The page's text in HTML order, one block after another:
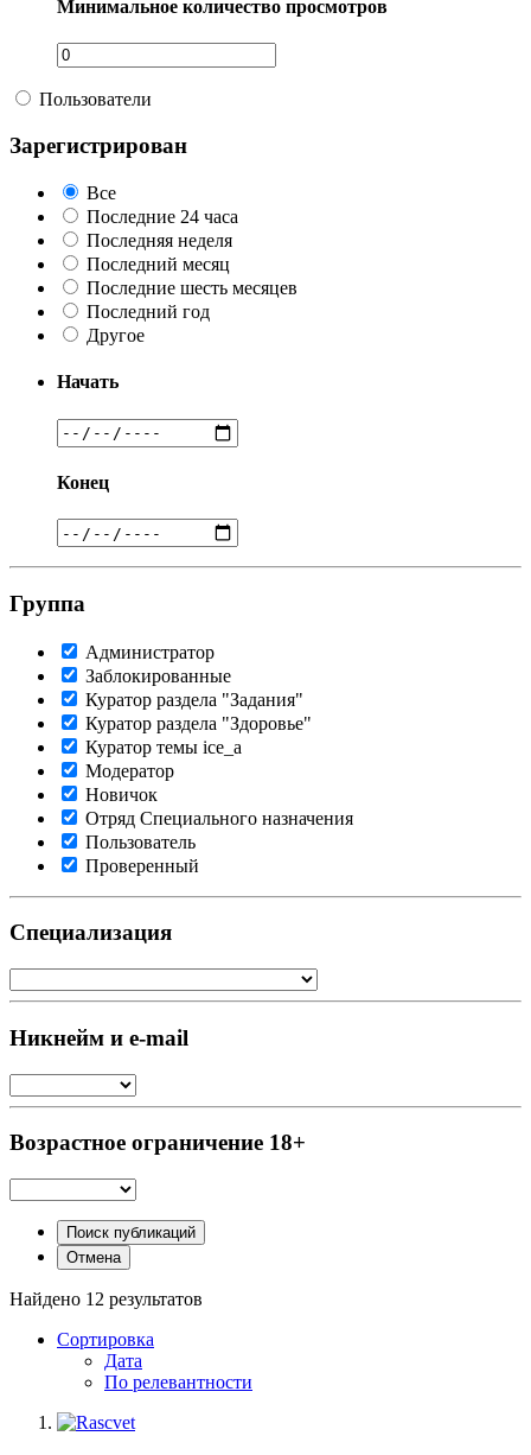
Минимальное количество просмотров
Пользователи
Зарегистрирован
Все
Последние 24 часа
Последняя неделя
Последний месяц
Последние шесть месяцев
Последний год
Другое
Начать
Конец
Группа
Администратор
Заблокированные
Куратор раздела "Задания"
Куратор раздела "Здоровье"
Куратор темы ice_a
Модератор
Новичок
Отряд Специального назначения
Пользователь
Проверенный
Специализация
Никнейм и e-mail
Возрастное ограничение 18+
Поиск публикаций
Отмена
Найдено 12 результатов
Сортировка
Дата
По релевантности